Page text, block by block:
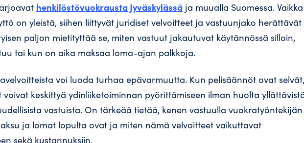
henkilöstövuokrausta Jyväskylässä ja muualla Suomessa. Vaikka
on yleistä, siihen liittyvät juridiset velvoitteet ja vastuunjako herättävät
paljon mietityttää se, miten vastuut jakautuvat käytännössä silloin,
tai kun on aika maksaa loma-ajan palkkoja.
voi luoda turhaa epävarmuutta. Kun pelisäännöt ovat selvät,
keskittyä ydinliiketoiminnan pyörittämiseen ilman huolta
vastuista. On tärkeää tietää, kenen vastuulla vuokratyöntekijän
ja lomat lopulta ovat ja miten nämä velvoitteet vaikuttavat
sekä kustannuksiin.